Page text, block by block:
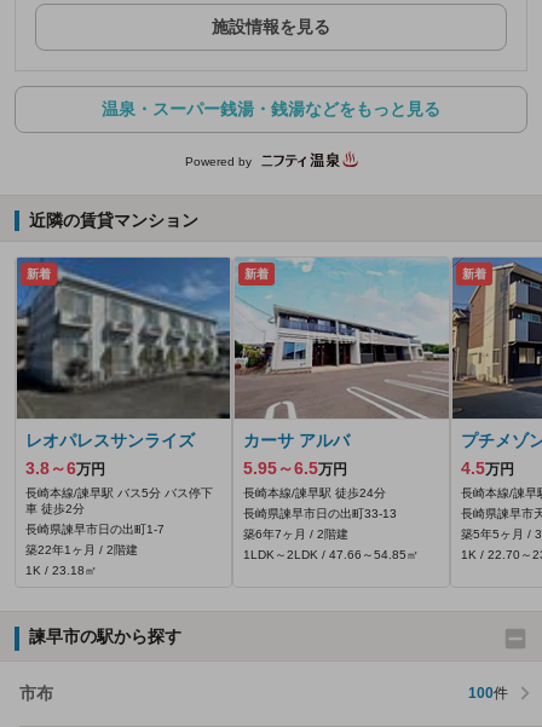
施設情報を見る
温泉・スーパー銭湯・銭湯などをもっと見る
Powered by
近隣の賃貸マンション
新着
レオパレスサンライズ
3.8～6万円
長崎本線/諫早駅 バス5分 バス停下
車 徒歩2分
長崎県諫早市日の出町1-7
築22年1ヶ月 / 2階建
1K / 23.18㎡
新着
カーサ アルバ
5.95～6.5万円
長崎本線/諫早駅 徒歩24分
長崎県諫早市日の出町33-13
築6年7ヶ月 / 2階建
1LDK～2LDK / 47.66～54.85㎡
新着
プチメゾ
4.5万円
長崎本線/諫早
長崎県諫早市
築5年5ヶ月 /
1K / 22.70～
諫早市の駅から探す
市布 100件